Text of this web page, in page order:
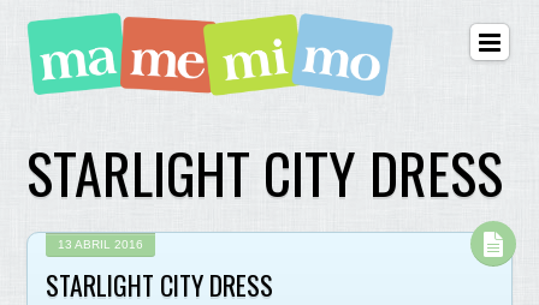
STARLIGHT CITY DRESS
13 ABRIL 2016
STARLIGHT CITY DRESS